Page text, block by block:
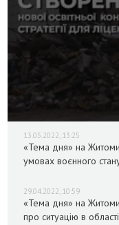
13.05.2022, 13:25
«Тема дня» на
умовах воєнного
29.04.2022, 10:59
«Тема дня» на
про ситуацію в області